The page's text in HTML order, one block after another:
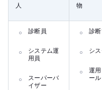
人 物
診断員
システム運
用員
スーパーバ
イザー
診
シ
運
ール